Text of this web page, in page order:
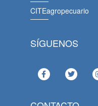
CITEagropecuario
SÍGUENOS